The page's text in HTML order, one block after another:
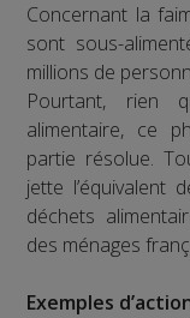
Concernant la
sont sous-
millions de
Pourtant, rien
alimentaire, ce
partie résolue.
jette l’équivalent
déchets
des ménages
Exemples